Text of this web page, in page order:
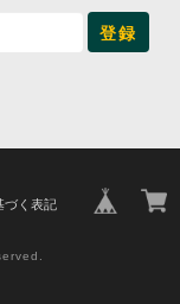
登録
づく表記